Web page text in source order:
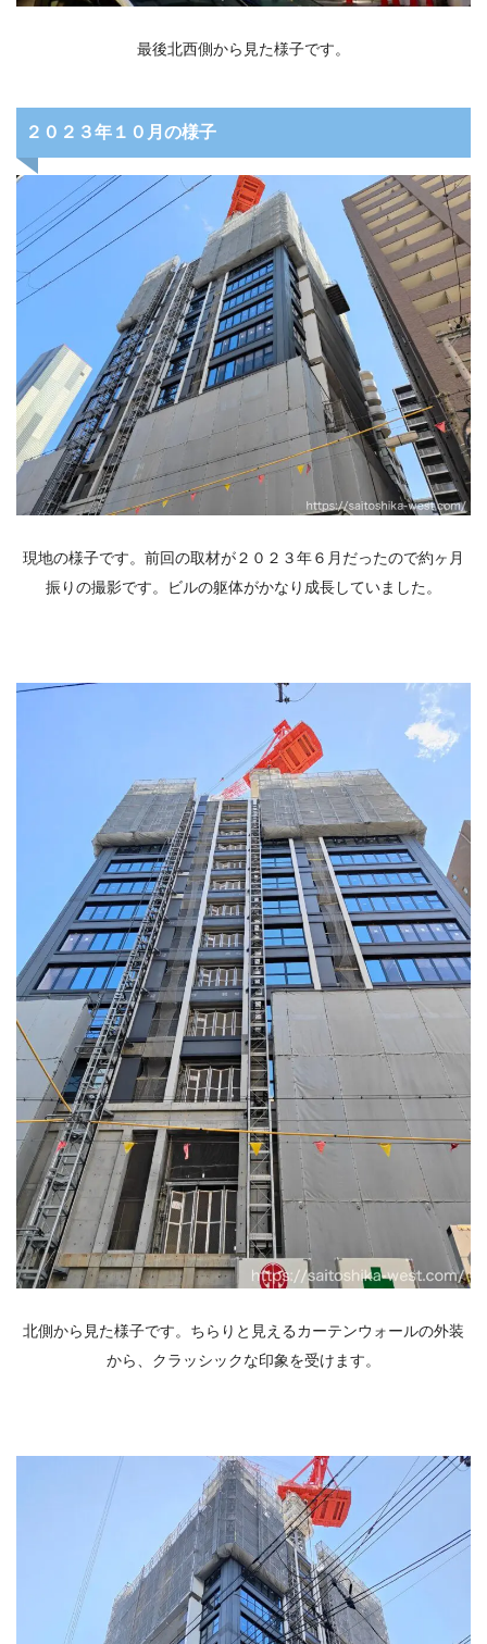
最後北西側から見た様子です。
２０２３年１０月の様子
現地の様子です。前回の取材が２０２３年６月だったので約ヶ月
振りの撮影です。ビルの躯体がかなり成長していました。
北側から見た様子です。ちらりと見えるカーテンウォールの外装
から、クラッシックな印象を受けます。